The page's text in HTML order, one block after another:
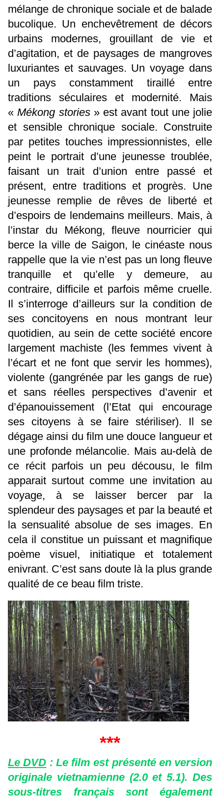
mélange de chronique sociale et de balade
bucolique. Un enchevêtrement de décors
urbains modernes, grouillant de vie et
d’agitation, et de paysages de mangroves
luxuriantes et sauvages. Un voyage dans
un pays constamment tiraillé entre
traditions séculaires et modernité. Mais
«Mékong stories» est avant tout une jolie
et sensible chronique sociale. Construite
par petites touches impressionnistes, elle
peint le portrait d’une jeunesse troublée,
faisant un trait d’union entre passé et
présent, entre traditions et progrès. Une
jeunesse remplie de rêves de liberté et
d’espoirs de lendemains meilleurs. Mais, à
l’instar du Mékong, fleuve nourricier qui
berce la ville de Saigon, le cinéaste nous
rappelle que la vie n’est pas un long fleuve
tranquille et qu’elle y demeure, au
contraire, difficile et parfois même cruelle.
Il s’interroge d’ailleurs sur la condition de
ses concitoyens en nous montrant leur
quotidien, au sein de cette société encore
largement machiste (les femmes vivent à
l’écart et ne font que servir les hommes),
violente (gangrénée par les gangs de rue)
et sans réelles perspectives d’avenir et
d’épanouissement (l’Etat qui encourage
ses citoyens à se faire stériliser). Il se
dégage ainsi du film une douce langueur et
une profonde mélancolie. Mais au-delà de
ce récit parfois un peu décousu, le film
apparait surtout comme une invitation au
voyage, à se laisser bercer par la
splendeur des paysages et par la beauté et
la sensualité absolue de ses images. En
cela il constitue un puissant et magnifique
poème visuel, initiatique et totalement
enivrant. C’est sans doute là la plus grande
qualité de ce beau film triste.
***
Le DVD : Le film est présenté en version
originale vietnamienne (2.0 et 5.1). Des
sous-titres français sont également